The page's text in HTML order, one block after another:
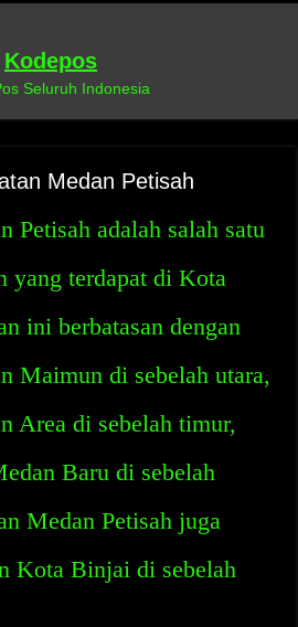
Kodepos
Seluruh Indonesia
Medan Petisah
Petisah adalah salah satu
yang terdapat di Kota
ini berbatasan dengan
Maimun di sebelah utara,
Area di sebelah timur,
Baru di sebelah
Medan Petisah juga
Kota Binjai di sebelah